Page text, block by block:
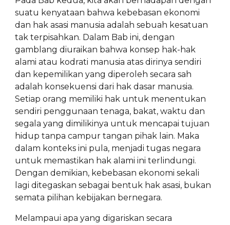
suatu kenyataan bahwa kebebasan ekonomi
dan hak asasi manusia adalah sebuah kesatuan
tak terpisahkan. Dalam Bab ini, dengan
gamblang diuraikan bahwa konsep hak-hak
alami atau kodrati manusia atas dirinya sendiri
dan kepemilikan yang diperoleh secara sah
adalah konsekuensi dari hak dasar manusia.
Setiap orang memiliki hak untuk menentukan
sendiri penggunaan tenaga, bakat, waktu dan
segala yang dimilikinya untuk mencapai tujuan
hidup tanpa campur tangan pihak lain. Maka
dalam konteks ini pula, menjadi tugas negara
untuk memastikan hak alami ini terlindungi.
Dengan demikian, kebebasan ekonomi sekali
lagi ditegaskan sebagai bentuk hak asasi, bukan
semata pilihan kebijakan bernegara.
Melampaui apa yang digariskan secara